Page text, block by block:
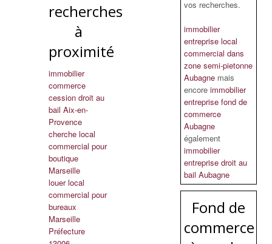
recherches
à
proximité
immobilier
commerce
cession droit au
bail Aix-en-
Provence
cherche local
commercial pour
boutique
Marseille
louer local
commercial pour
bureaux
Marseille
Préfecture
vos recherches.
immobilier
entreprise local
commercial dans
zone semi-pietonne
Aubagne mais
encore immobilier
entreprise fond de
commerce
Aubagne
également
immobilier
entreprise droit au
bail Aubagne
Fond de
commerce